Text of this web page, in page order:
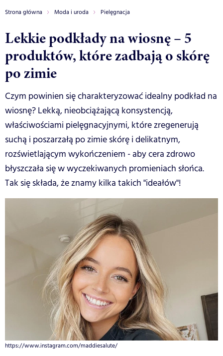
Strona główna Moda i uroda Pielęgnacja
Lekkie podkłady na wiosnę – 5
produktów, które zadbają o skórę
po zimie
Czym powinien się charakteryzować idealny podkład na
wiosnę? Lekką, nieobciążającą konsystencją,
właściwościami pielęgnacyjnymi, które zregenerują
suchą i poszarzałą po zimie skórę i delikatnym,
rozświetlającym wykończeniem - aby cera zdrowo
błyszczała się w wyczekiwanych promieniach słońca.
Tak się składa, że znamy kilka takich "ideałów"!
https://www.instagram.com/maddiesalute/